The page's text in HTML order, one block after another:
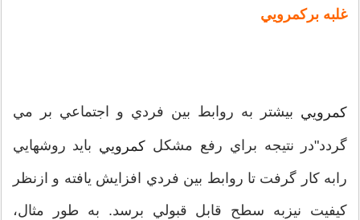
غلبه برکمرويي
کمرويي بيشتر به روابط بين فردي و اجتماعي بر مي
گردد"در نتيجه براي رفع مشکل کمرويي بايد روشهايي
رابه کار گرفت تا روابط بين فردي افزايش يافته و ازنظر
کيفيت نيزبه سطح قابل قبولي برسد. به طور مثال،